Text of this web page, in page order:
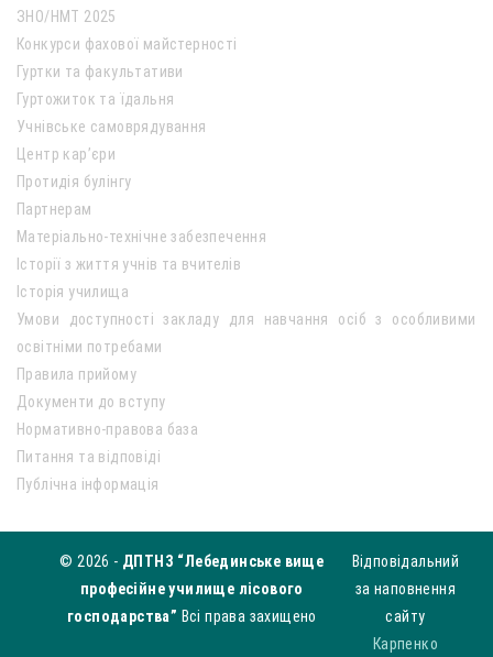
ЗНО/НМТ 2025
Конкурси фахової майстерності
Гуртки та факультативи
Гуртожиток та їдальня
Учнівське самоврядування
Центр кар’єри
Протидія булінгу
Партнерам
Матеріально-технічне забезпечення
Історії з життя учнів та вчителів
Історія училища
Умови доступності закладу для навчання осіб з особливими
освітніми потребами
Правила прийому
Документи до вступу
Нормативно-правова база
Питання та відповіді
Публічна інформація
© 2026 - ДПТНЗ “Лебединське вище
професійне училище лісового
господарства” Всі права захищено
Відповідальний
за наповнення
сайту
Карпенко